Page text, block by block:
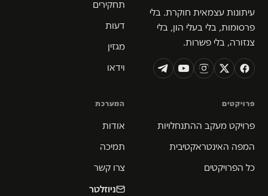
עיתונות עצמאית חוקרת. בלי
פרסומות, בלי בעלי הון, בלי
צנזורה, בלי פשרות.
תחקירים
דעות
מגזין
וידאו
פרויקטים
פרויקט מעקב ההתנחלויות
המפה האינטראקטיבית
כל הפרויקטים
המערכת
אודות
תמיכה
צרו קשר
ניוזלטר